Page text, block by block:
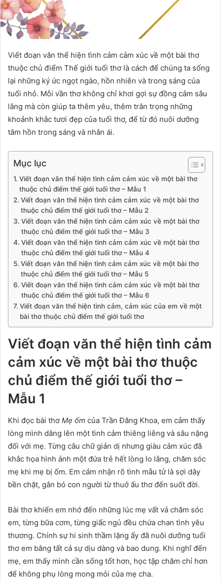
Viết đoạn văn thể hiện tình cảm cảm xúc về một bài thơ
thuộc chủ điểm Thế giới tuổi thơ là cách để chúng ta sống
lại những ký ức ngọt ngào, hồn nhiên và trong sáng của
tuổi nhỏ. Mỗi vần thơ không chỉ khơi gợi sự đồng cảm sâu
lắng mà còn giúp ta thêm yêu, thêm trân trọng những
khoảnh khắc tươi đẹp của tuổi thơ, để từ đó nuôi dưỡng
tâm hồn trong sáng và nhân ái.
Mục lục
Viết đoạn văn thể hiện tình cảm cảm xúc về một bài thơ
thuộc chủ điểm thế giới tuổi thơ – Mẫu 1
Viết đoạn văn thể hiện tình cảm cảm xúc về một bài thơ
thuộc chủ điểm thế giới tuổi thơ – Mẫu 2
Viết đoạn văn thể hiện tình cảm cảm xúc về một bài thơ
thuộc chủ điểm thế giới tuổi thơ – Mẫu 3
Viết đoạn văn thể hiện tình cảm cảm xúc về một bài thơ
thuộc chủ điểm thế giới tuổi thơ – Mẫu 4
Viết đoạn văn thể hiện tình cảm cảm xúc về một bài thơ
thuộc chủ điểm thế giới tuổi thơ – Mẫu 5
Viết đoạn văn thể hiện tình cảm cảm xúc về một bài thơ
thuộc chủ điểm thế giới tuổi thơ – Mẫu 6
Viết đoạn văn thể hiện tình cảm, cảm xúc của em về một
bài thơ thuộc chủ điểm thế giới tuổi thơ
Viết đoạn văn thể hiện tình cảm
cảm xúc về một bài thơ thuộc
chủ điểm thế giới tuổi thơ –
Mẫu 1
Khi đọc bài thơ Mẹ ốm của Trần Đăng Khoa, em cảm thấy
lòng mình dâng lên một tình cảm thiêng liêng và sâu nặng
đối với mẹ. Từng câu chữ giản dị nhưng giàu cảm xúc đã
khắc họa hình ảnh một đứa trẻ hết lòng lo lắng, chăm sóc
mẹ khi mẹ bị ốm. Em cảm nhận rõ tình mẫu tử là sợi dây
bền chặt, gắn bó con người từ thuở ấu thơ đến suốt đời.
Bài thơ khiến em nhớ đến những lúc mẹ vất vả chăm sóc
em, từng bữa cơm, từng giấc ngủ đều chứa chan tình yêu
thương. Chính sự hi sinh thầm lặng ấy đã nuôi dưỡng tuổi
thơ em bằng tất cả sự dịu dàng và bao dung. Khi nghĩ đến
mẹ, em thấy mình cần sống tốt hơn, học tập chăm chỉ hơn
để không phụ lòng mong mỏi của mẹ cha.